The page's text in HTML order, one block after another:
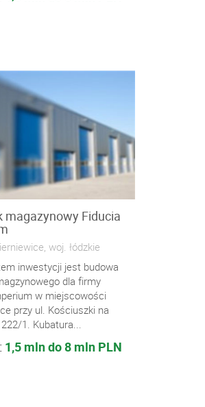
magazynowy Fiducia
woj. łódzkie
inwestycji jest budowa
dla firmy
w miejscowości
przy ul. Kościuszki na
1. Kubatura...
1,5 mln do 8 mln PLN